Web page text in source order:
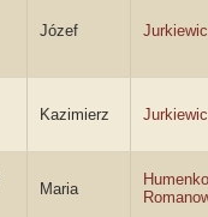
Józef
Kazimierz
Maria